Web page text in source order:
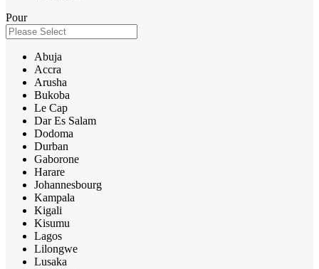
Pour
Abuja
Accra
Arusha
Bukoba
Le Cap
Dar Es Salam
Dodoma
Durban
Gaborone
Harare
Johannesbourg
Kampala
Kigali
Kisumu
Lagos
Lilongwe
Lusaka